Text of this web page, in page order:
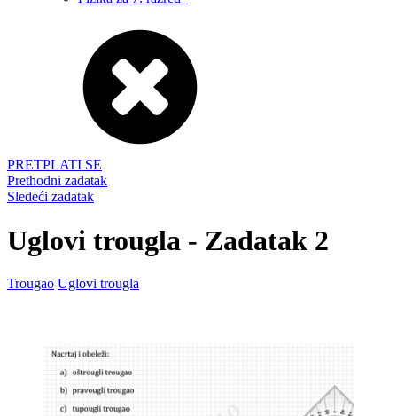
PRETPLATI SE
Prethodni zadatak
Sledeći zadatak
Uglovi trougla - Zadatak 2
Trougao Uglovi trougla